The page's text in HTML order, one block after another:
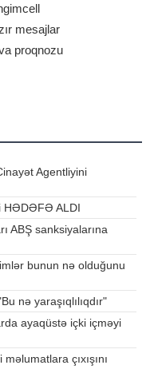
mesajlar
proqnozu
Agentliyini
HƏDƏFƏ ALDI
ABŞ sanksiyalarına
bunun nə olduğunu
nə yaraşıqlılıqdır"
ayaqüstə içki içməyi
çıxışını